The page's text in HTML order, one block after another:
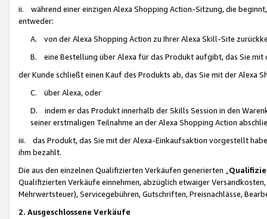
ii. während einer einzigen Alexa Shopping Action-Sitzung, die
entweder:
A. von der Alexa Shopping Action zu Ihrer Alexa Skill-Site
B. eine Bestellung über Alexa für das Produkt aufgibt, das Sie mit
der Kunde schließt einen Kauf des Produkts ab, das Sie mit der Alexa
C. über Alexa, oder
D. indem er das Produkt innerhalb der Skills Session in den
seiner erstmaligen Teilnahme an der Alexa Shopping Action
iii. das Produkt, das Sie mit der Alexa-Einkaufsaktion vorgestellt
ihm bezahlt.
Die aus den einzelnen Qualifizierten Verkäufen generierten „
Qualifizierten Verkäufe einnehmen, abzüglich etwaiger
Mehrwertsteuer), Servicegebühren, Gutschriften, Preisnachlässe,
2. Ausgeschlossene Verkäufe